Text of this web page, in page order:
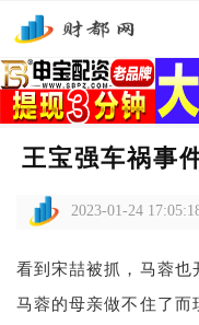
王宝强车祸事
2023-01-24
看到宋喆被抓，马蓉也
马蓉的母亲做不住了而